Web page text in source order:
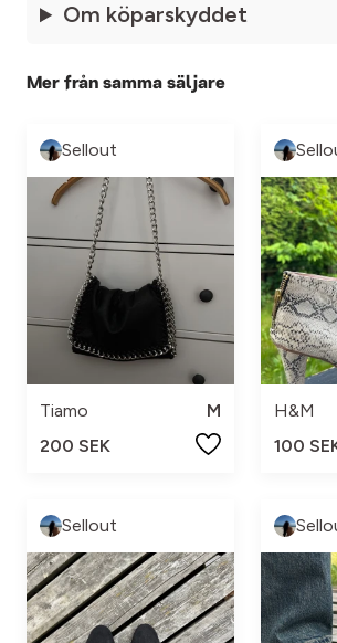
Om köparskyddet
Mer från samma säljare
Sellout
Tiamo
M
200 SEK
H&M
100
Sellout